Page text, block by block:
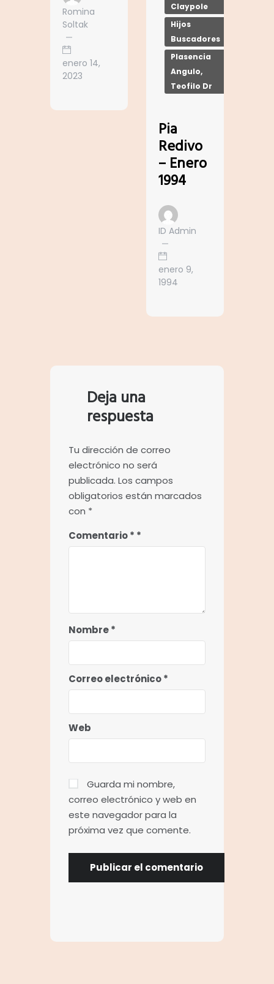
Romina
Soltak
enero 14,
2023
Claypole
Hijos
Buscadores
Plasencia
Angulo,
Teofilo Dr
Pia
Redivo
– Enero
1994
ID Admin
enero 9,
1994
Deja una
respuesta
Tu dirección de correo
electrónico no será
publicada. Los campos
obligatorios están marcados
con *
Comentario*
Nombre*
Correo electrónico*
Web
Guarda mi nombre,
correo electrónico y web en
este navegador para la
próxima vez que comente.